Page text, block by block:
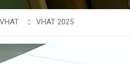
VHAT VHAT 2025